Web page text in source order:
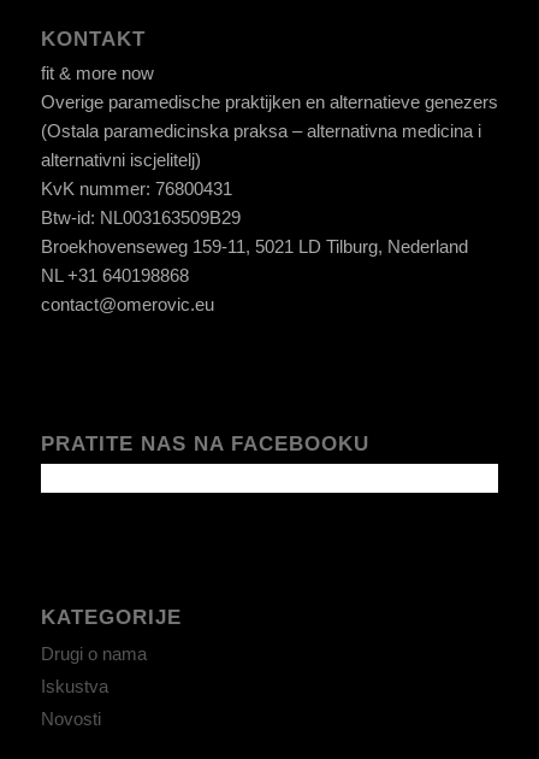
KONTAKT
fit & more now
Overige paramedische praktijken en alternatieve genezers
(Ostala paramedicinska praksa – alternativna medicina i
alternativni iscjelitelj)
KvK nummer: 76800431
Btw-id: NL003163509B29
Broekhovenseweg 159-11, 5021 LD Tilburg, Nederland
NL +31 640198868
contact@omerovic.eu
PRATITE NAS NA FACEBOOKU
KATEGORIJE
Drugi o nama
Iskustva
Novosti